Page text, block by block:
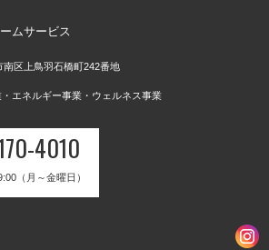
ムサービス
区上鳥羽石橋町242番地
エネルギー事業・ウェルネス事業
4010
（月～金曜日）